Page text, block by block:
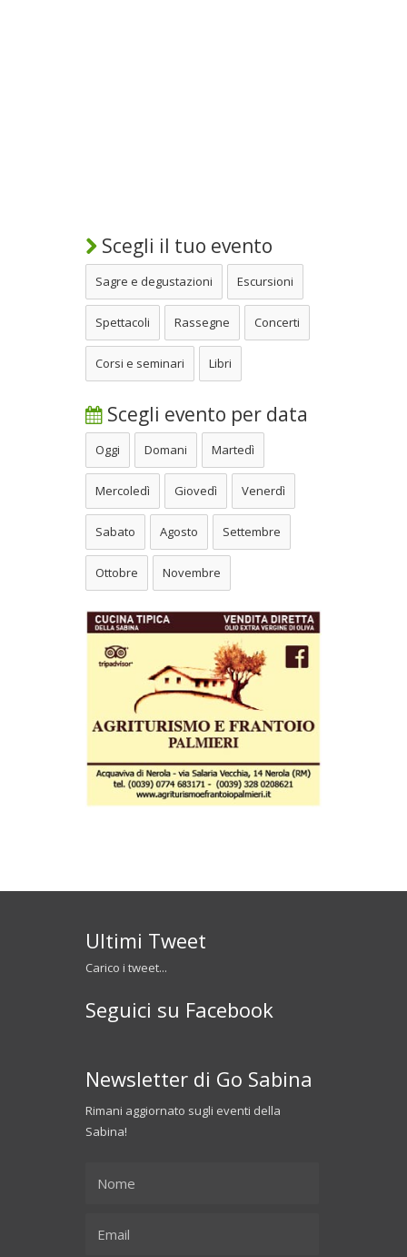
Scegli il tuo evento
Sagre e degustazioni Escursioni
Spettacoli Rassegne Concerti
Corsi e seminari Libri
Scegli evento per data
Oggi Domani Martedì
Mercoledì Giovedì Venerdì
Sabato Agosto Settembre
Ottobre Novembre
Ultimi Tweet
Carico i tweet...
Seguici su Facebook
Newsletter di Go Sabina
Rimani aggiornato sugli eventi della
Sabina!